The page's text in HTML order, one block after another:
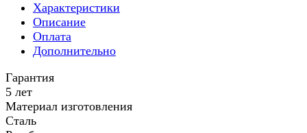
Характеристики
Описание
Оплата
Дополнительно
Гарантия
5 лет
Материал изготовления
Сталь